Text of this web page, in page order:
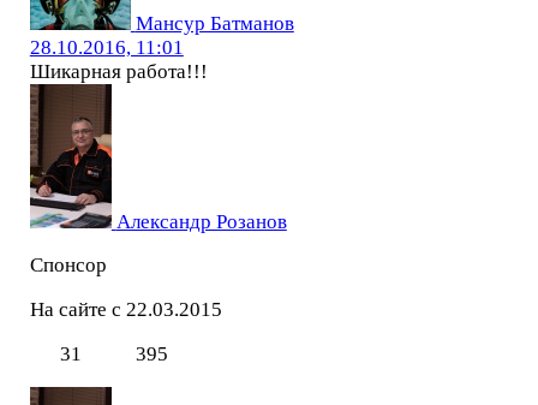
Мансур Батманов
28.10.2016, 11:01
Шикарная работа!!!
Александр Розанов
Спонсор
На сайте с 22.03.2015
31
395